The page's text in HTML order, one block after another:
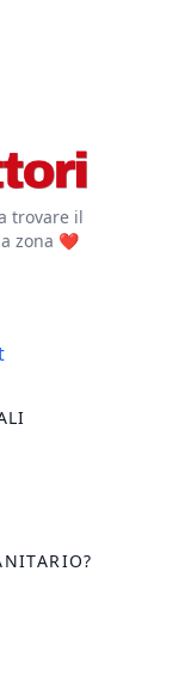
trovare il
zona ❤️